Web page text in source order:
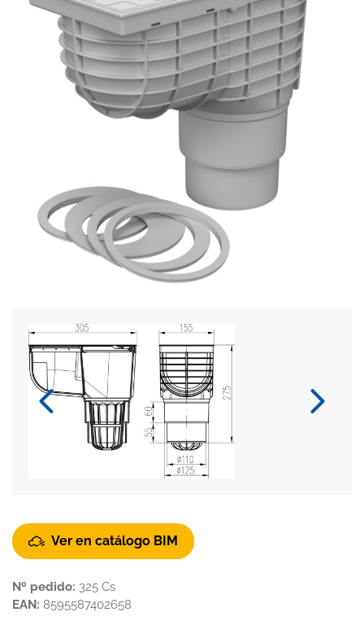
Ver en catálogo BIM
Nº pedido: 325 Cs
EAN: 8595587402658